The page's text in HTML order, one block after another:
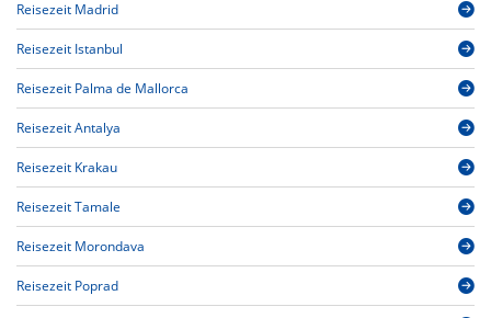
Reisezeit Madrid
Reisezeit Istanbul
Reisezeit Palma de Mallorca
Reisezeit Antalya
Reisezeit Krakau
Reisezeit Tamale
Reisezeit Morondava
Reisezeit Poprad